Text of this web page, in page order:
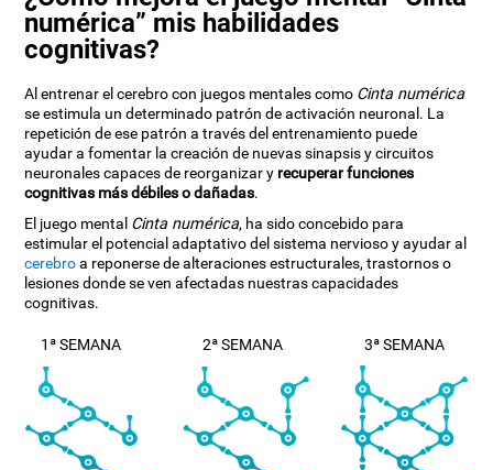
numérica” mis habilidades
cognitivas?
Al entrenar el cerebro con juegos mentales como Cinta numérica
se estimula un determinado patrón de activación neuronal. La
repetición de ese patrón a través del entrenamiento puede
ayudar a fomentar la creación de nuevas sinapsis y circuitos
neuronales capaces de reorganizar y recuperar funciones
cognitivas más débiles o dañadas.
El juego mental Cinta numérica, ha sido concebido para
estimular el potencial adaptativo del sistema nervioso y ayudar al
cerebroa reponerse de alteraciones estructurales, trastornos o
lesiones donde se ven afectadas nuestras capacidades
cognitivas.
1ª SEMANA 2ª SEMANA 3ª SEMANA